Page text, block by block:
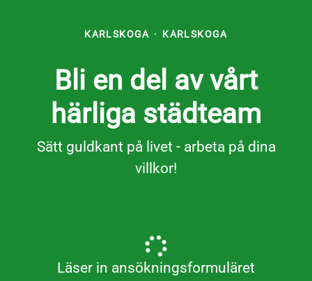
KARLSKOGA · KARLSKOGA
Bli en del av vårt
härliga städteam
Sätt guldkant på livet - arbeta på dina
villkor!
Läser in ansökningsformuläret